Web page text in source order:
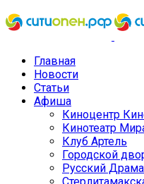
Главная
Новости
Статьи
Афиша
Киноцентр
Кинотеатр
Клуб Артель
Городской
Русский